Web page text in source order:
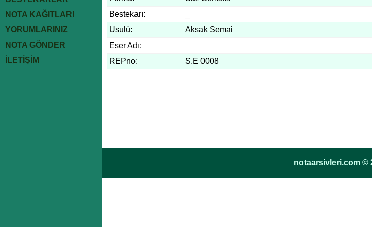
NOTA KAĞITLARI
YORUMLARINIZ
NOTA GÖNDER
İLETİŞİM
Bestekarı:
Usulü:
Aksak Semai
Eser Adı:
REPno:
S.E 0008
notaarsivleri.com ©